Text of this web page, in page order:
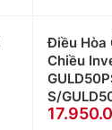
Điều Hòa
Chiều
S/